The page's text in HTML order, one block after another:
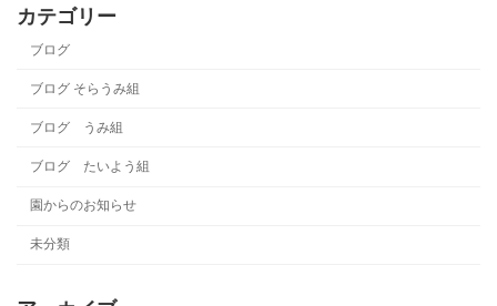
カテゴリー
ブログ
ブログ そらうみ組
ブログ うみ組
ブログ たいよう組
園からのお知らせ
未分類